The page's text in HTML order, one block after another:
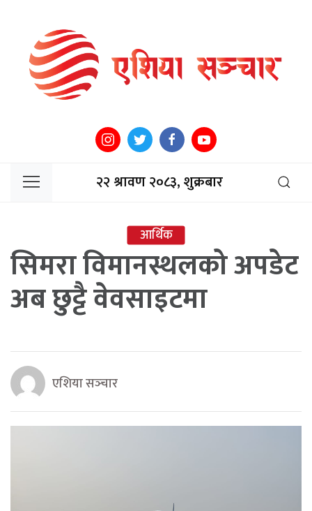
२२ श्रावण २०८३, शुक्रबार
आर्थिक
सिमरा विमानस्थलको अपडेट
अब छुट्टै वेवसाइटमा
एशिया सञ्‍चार